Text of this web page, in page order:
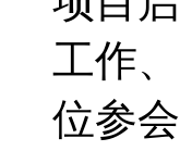
工作
位参